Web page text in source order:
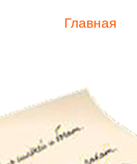
Главная